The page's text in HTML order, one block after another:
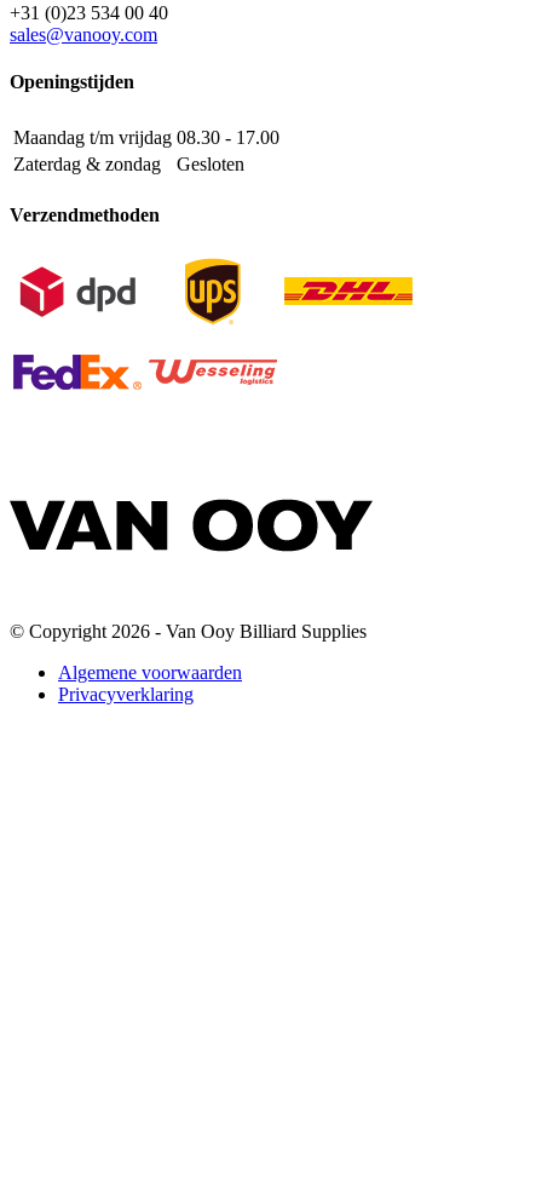
+31 (0)23 534 00 40
sales@vanooy.com
Openingstijden
Maandag t/m vrijdag 08.30 - 17.00
Zaterdag & zondag
Gesloten
Verzendmethoden
© Copyright 2026 - Van Ooy Billiard Supplies
Algemene voorwaarden
Privacyverklaring